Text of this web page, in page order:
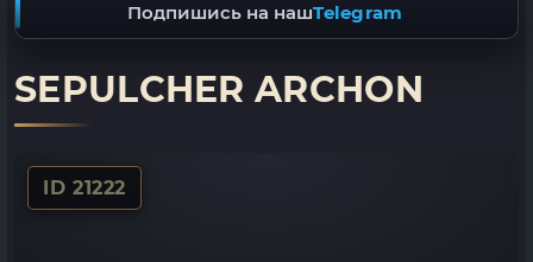
Подпишись на нашTelegram
SEPULCHER ARCHON
ID 21222